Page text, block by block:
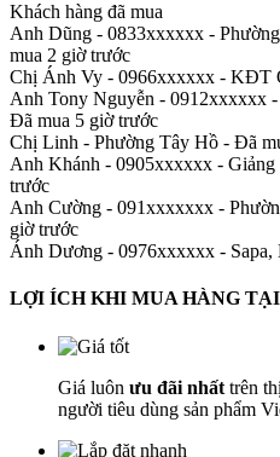
Khách hàng đã mua
Anh Dũng - 0833xxxxxx -
mua 2 giờ trước
Chị Ánh Vy - 0966xxxxxx - KĐT
Anh Tony Nguyễn - 0912xxxxxx -
Đã mua 5 giờ trước
Chị Linh - Phường Tây Hồ - Đã
Anh Khánh - 0905xxxxxx -
trước
Anh Cường - 091xxxxxxx -
giờ trước
Ánh Dương - 0976xxxxxx -
LỢI ÍCH KHI MUA HÀNG
Giá luôn ưu đãi nhất trên
người tiêu dùng sản phẩm